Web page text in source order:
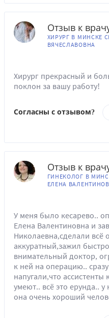
Отзыв к
ХИРУРГ В МИНСКЕ
ВЯЧЕСЛАВОВНА
Хирург прекрасный и
поклон за вашу работу!
Согласны с отзывом?
Отзыв к
ГИНЕКОЛОГ В
ЕЛЕНА
У меня было кесарево..
Елена Валентиновна и
Николаевна,сделали всё
аккуратный,зажил
внимательный доктор,
к ней на операцию..
напугали,что
умеют.. всё это ерунда..
она очень хороший